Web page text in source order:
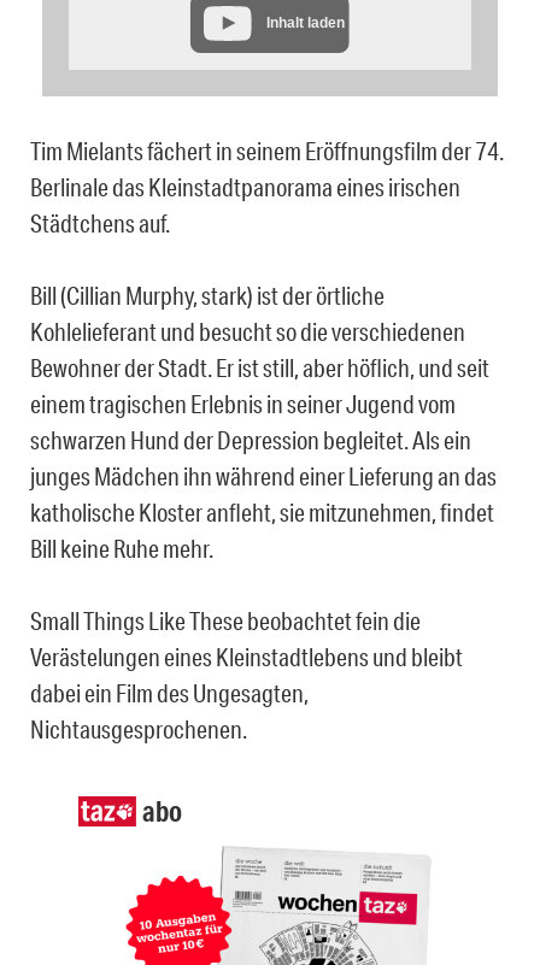
Inhalt laden
Tim Mielants fächert in seinem Eröffnungsfilm der 74.
Berlinale das Kleinstadtpanorama eines irischen
Städtchens auf.
Bill (Cillian Murphy, stark) ist der örtliche
Kohlelieferant und besucht so die verschiedenen
Bewohner der Stadt. Er ist still, aber höflich, und seit
einem tragischen Erlebnis in seiner Jugend vom
schwarzen Hund der Depression begleitet. Als ein
junges Mädchen ihn während einer Lieferung an das
katholische Kloster anfleht, sie mitzunehmen, findet
Bill keine Ruhe mehr.
Small Things Like These beobachtet fein die
Verästelungen eines Kleinstadtlebens und bleibt
dabei ein Film des Ungesagten,
Nichtausgesprochenen.
abo